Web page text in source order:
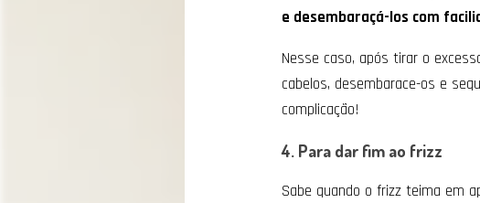
e desembaraçá-los com
Nesse caso, após tirar o
cabelos, desembarace-os e
complicação!
4. Para dar fim ao frizz
Sabe quando o frizz teima em